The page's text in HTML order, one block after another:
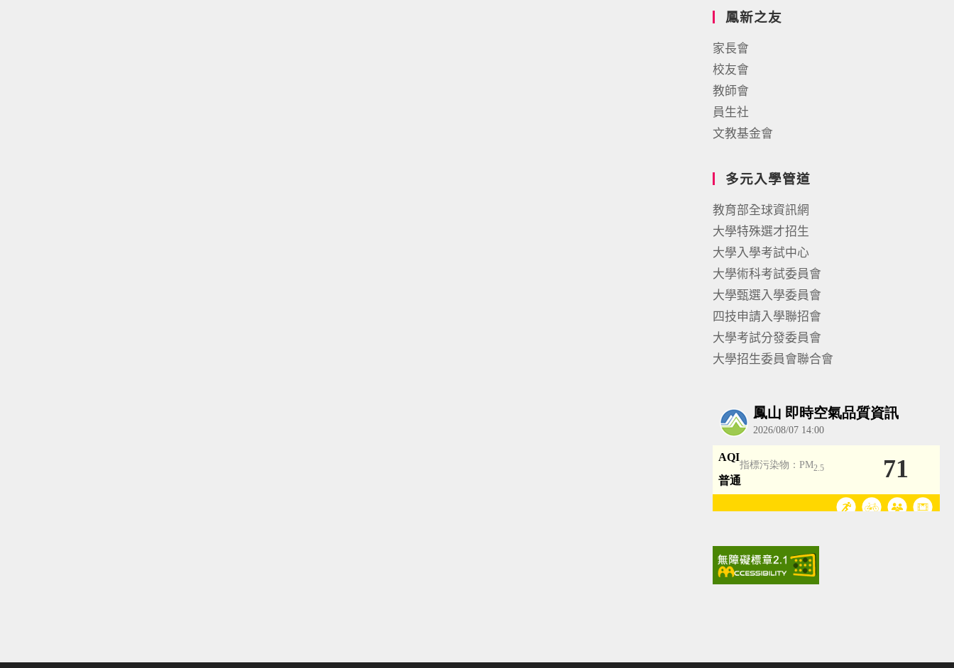
鳳新之友
家長會
校友會
教師會
員生社
文教基金會
多元入學管道
教育部全球資訊網
大學特殊選才招生
大學入學考試中心
大學術科考試委員會
大學甄選入學委員會
四技申請入學聯招會
大學考試分發委員會
大學招生委員會聯合會